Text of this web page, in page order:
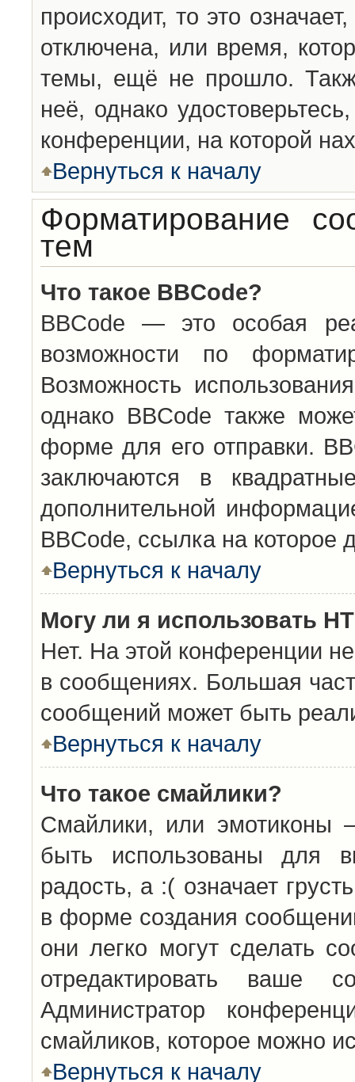
происходит, то это
отключена, или время,
темы, ещё не прошло.
неё, однако
конференции, на которой
Вернуться к началу
Форматирование
тем
Что такое BBCode?
BBCode — это особая
возможности по
Возможность
однако BBCode также
форме для его отправки.
заключаются в
дополнительной
BBCode, ссылка на
Вернуться к началу
Могу ли я использовать
Нет. На этой конференции
в сообщениях. Большая
сообщений может быть
Вернуться к началу
Что такое смайлики?
Смайлики, или эмотиконы
быть использованы для
радость, а :( означает
в форме создания
они легко могут сделать
отредактировать ваше
Администратор
смайликов, которое можно
Вернуться к началу